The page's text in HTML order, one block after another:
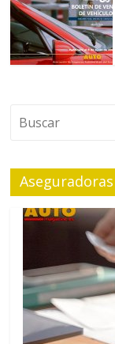
Aseguradoras